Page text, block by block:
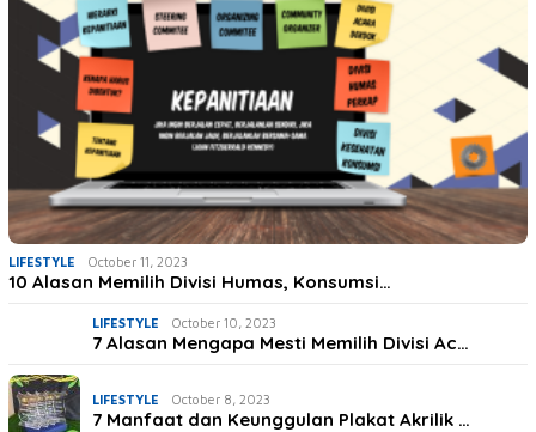
LIFESTYLE October 11, 2023
10 Alasan Memilih Divisi Humas, Konsumsi…
LIFESTYLE October 10, 2023
7 Alasan Mengapa Mesti Memilih Divisi Ac…
LIFESTYLE October 8, 2023
7 Manfaat dan Keunggulan Plakat Akrilik …